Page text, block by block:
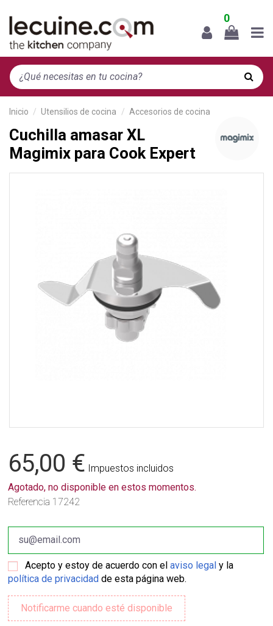
0
Inicio Utensilios de cocina Accesorios de cocina
Cuchilla amasar XL
Magimix para Cook Expert
65,00 € Impuestos incluidos
Agotado, no disponible en estos momentos.
Referencia 17242
Acepto y estoy de acuerdo con elaviso legal y la
política de privacidad de esta página web.